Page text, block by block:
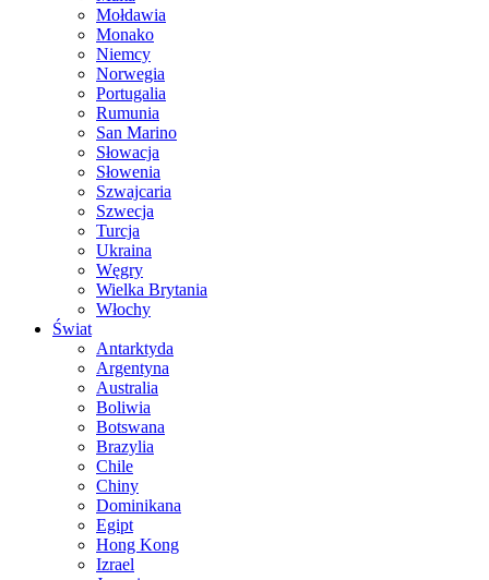
Mołdawia
Monako
Niemcy
Norwegia
Portugalia
Rumunia
San Marino
Słowacja
Słowenia
Szwajcaria
Szwecja
Turcja
Ukraina
Węgry
Wielka Brytania
Włochy
Świat
Antarktyda
Argentyna
Australia
Boliwia
Botswana
Brazylia
Chile
Chiny
Dominikana
Egipt
Hong Kong
Izrael